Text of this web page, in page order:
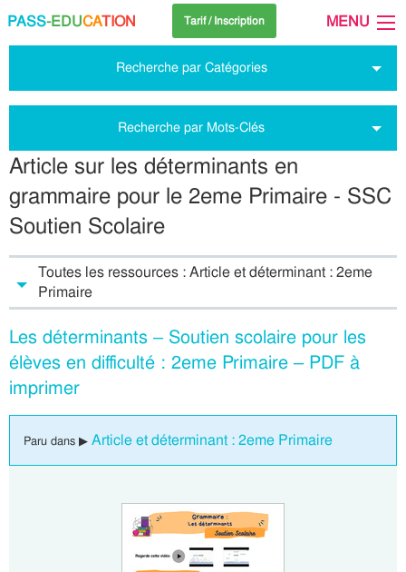
PASS-EDUCATION Tarif / Inscription MENU
Recherche par Catégories
Recherche par Mots-Clés
Article sur les déterminants en
grammaire pour le 2eme Primaire - SSC
Soutien Scolaire
Toutes les ressources : Article et déterminant : 2eme
Primaire
Les déterminants – Soutien scolaire pour les
élèves en difficulté : 2eme Primaire – PDF à
imprimer
Paru dans ▶ Article et déterminant : 2eme Primaire